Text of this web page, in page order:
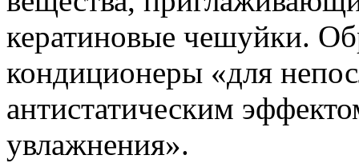
кератиновые чешуйки.
кондиционеры «для
антистатическим
увлажнения».